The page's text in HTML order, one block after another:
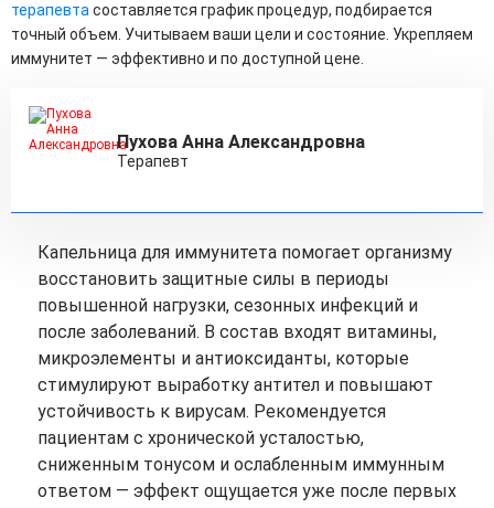
терапевта составляется график процедур, подбирается
точный объем. Учитываем ваши цели и состояние. Укрепляем
иммунитет — эффективно и по доступной цене.
Пухова Анна Александровна
Терапевт
Капельница для иммунитета помогает организму
восстановить защитные силы в периоды
повышенной нагрузки, сезонных инфекций и
после заболеваний. В состав входят витамины,
микроэлементы и антиоксиданты, которые
стимулируют выработку антител и повышают
устойчивость к вирусам. Рекомендуется
пациентам с хронической усталостью,
сниженным тонусом и ослабленным иммунным
ответом — эффект ощущается уже после первых